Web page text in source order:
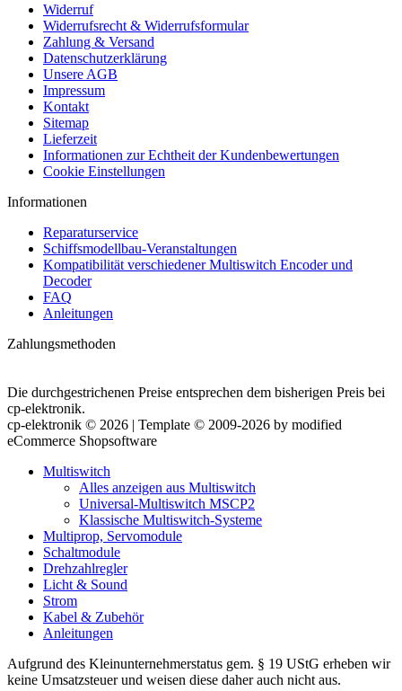
Widerruf
Widerrufsrecht & Widerrufsformular
Zahlung & Versand
Datenschutzerklärung
Unsere AGB
Impressum
Kontakt
Sitemap
Lieferzeit
Informationen zur Echtheit der Kundenbewertungen
Cookie Einstellungen
Informationen
Reparaturservice
Schiffsmodellbau-Veranstaltungen
Kompatibilität verschiedener Multiswitch Encoder und
Decoder
FAQ
Anleitungen
Zahlungsmethoden
Die durchgestrichenen Preise entsprechen dem bisherigen Preis bei
cp-elektronik.
cp-elektronik © 2026 | Template © 2009-2026 by modified
eCommerce Shopsoftware
Multiswitch
Alles anzeigen aus Multiswitch
Universal-Multiswitch MSCP2
Klassische Multiswitch-Systeme
Multiprop, Servomodule
Schaltmodule
Drehzahlregler
Licht & Sound
Strom
Kabel & Zubehör
Anleitungen
Aufgrund des Kleinunternehmerstatus gem. § 19 UStG erheben wir
keine Umsatzsteuer und weisen diese daher auch nicht aus.